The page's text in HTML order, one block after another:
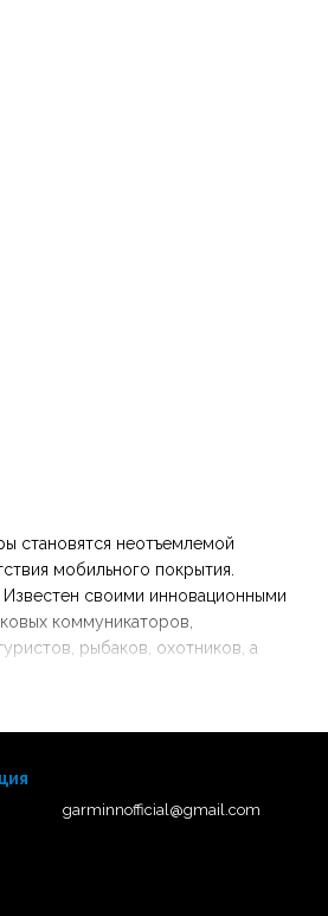
становятся неотъемлемой
мобильного покрытия.
своими инновационными
коммуникаторов,
рыбаков, охотников, а
garminnofficial@gmail.com